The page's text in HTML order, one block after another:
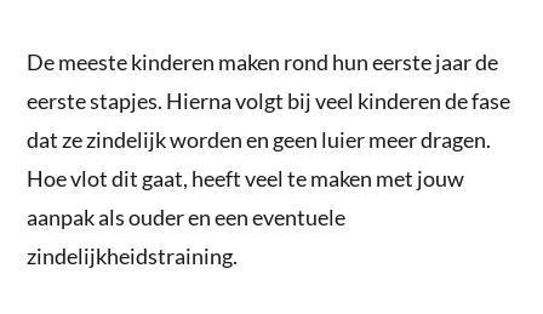
De meeste kinderen maken rond hun eerste jaar de
eerste stapjes. Hierna volgt bij veel kinderen de fase
dat ze zindelijk worden en geen luier meer dragen.
Hoe vlot dit gaat, heeft veel te maken met jouw
aanpak als ouder en een eventuele
zindelijkheidstraining.